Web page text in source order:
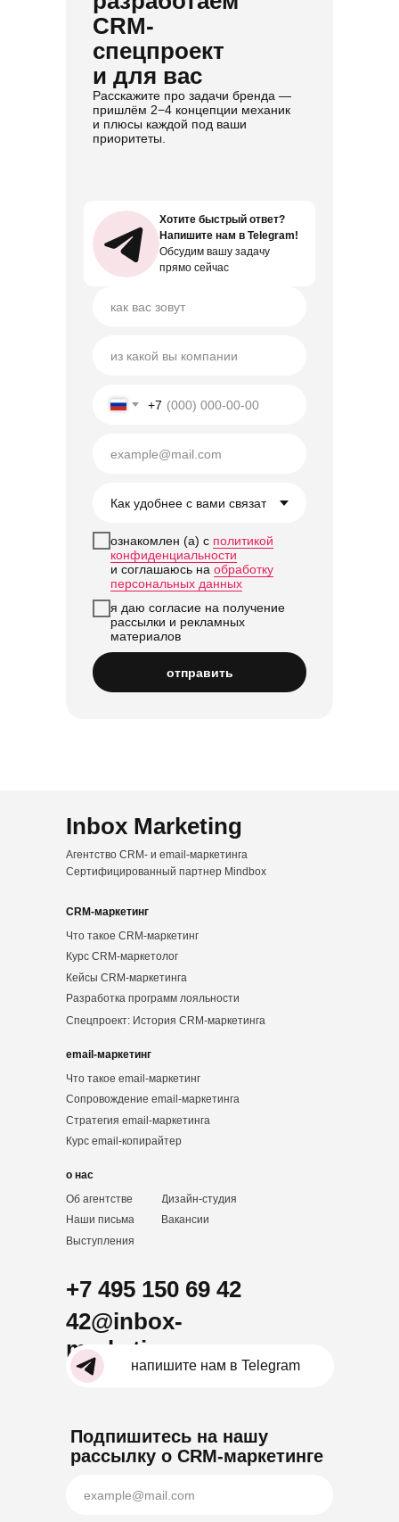
CRM-
спецпроект
и для вас
Расскажите про задачи бренда —
пришлём 2−4 концепции механик
и плюсы каждой под ваши
приоритеты.
Хотите быстрый ответ?
Напишите нам в Telegram!
Обсудим вашу задачу
прямо сейчас
Хотите быстрый ответ?
Напишите нам в Telegram!
Обсудим вашу задачу
прямо сейчас
+7
ознакомлен (а) с политикой
конфиденциальности
и соглашаюсь на обработку
персональных данных
я даю согласие на получение
рассылки и рекламных
материалов
отправить
Подпишитесь на нашу
рассылку о CRM-маркетинге
Inbox Marketing
Агентство CRM- и email-маркетинга
Сертифицированный партнер Mindbox
+7 495 150 69 42
42@inbox-
marketing.ru
CRM-маркетинг
напишите нам в Telegram
Что такое CRM-маркетинг
Курс CRM-маркетолог
Кейсы CRM-маркетинга
Разработка программ лояльности
Спецпроект: История CRM-маркетинга
email-маркетинг
Что такое email-маркетинг
Сопровождение email-маркетинга
Стратегия email-маркетинга
Курс email-копирайтер
о нас
Об агентстве
Наши письма
Выступления
Дизайн-студия
Вакансии